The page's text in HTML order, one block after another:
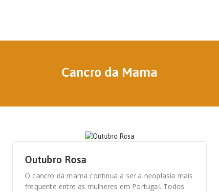
Cancro da Mama
Outubro Rosa
O cancro da mama continua a ser a neoplasia mais
frequente entre as mulheres em Portugal. Todos